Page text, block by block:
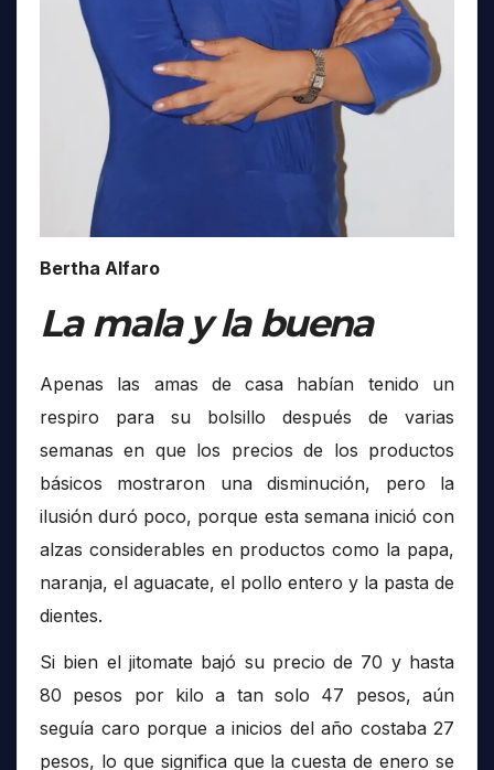
Bertha Alfaro
La mala y la buena
Apenas las amas de casa habían tenido un
respiro para su bolsillo después de varias
semanas en que los precios de los productos
básicos mostraron una disminución, pero la
ilusión duró poco, porque esta semana inició con
alzas considerables en productos como la papa,
naranja, el aguacate, el pollo entero y la pasta de
dientes.
Si bien el jitomate bajó su precio de 70 y hasta
80 pesos por kilo a tan solo 47 pesos, aún
seguía caro porque a inicios del año costaba 27
pesos, lo que significa que la cuesta de enero se